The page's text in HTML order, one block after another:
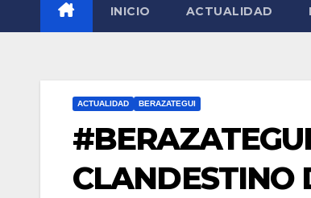
INICIO ACTUALIDAD
ACTUALIDAD BERAZATEGUI
CLANDESTINO